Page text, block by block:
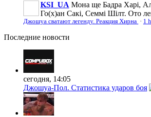
KSI_UA Мона ще Бадра Харі,
Го(х)ан Сакі, Семмі Шілт. Ото
Джошуа сватают легенду. Реакция Хирна · 1
Последние новости
сегодня, 14:05
Джошуа-Пол. Статистика ударов боя